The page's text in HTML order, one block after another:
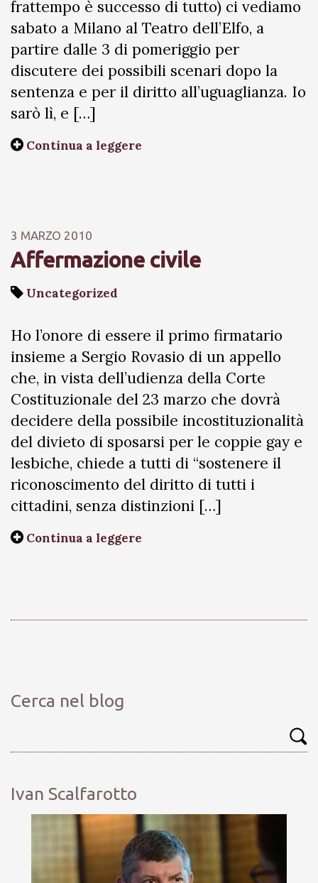
frattempo è successo di tutto) ci vediamo
sabato a Milano al Teatro dell’Elfo, a
partire dalle 3 di pomeriggio per
discutere dei possibili scenari dopo la
sentenza e per il diritto all’uguaglianza. Io
sarò lì, e […]
Continua a leggere
3 MARZO 2010
Affermazione civile
Uncategorized
Ho l’onore di essere il primo firmatario
insieme a Sergio Rovasio di un appello
che, in vista dell’udienza della Corte
Costituzionale del 23 marzo che dovrà
decidere della possibile incostituzionalità
del divieto di sposarsi per le coppie gay e
lesbiche, chiede a tutti di “sostenere il
riconoscimento del diritto di tutti i
cittadini, senza distinzioni […]
Continua a leggere
Cerca nel blog
Ivan Scalfarotto